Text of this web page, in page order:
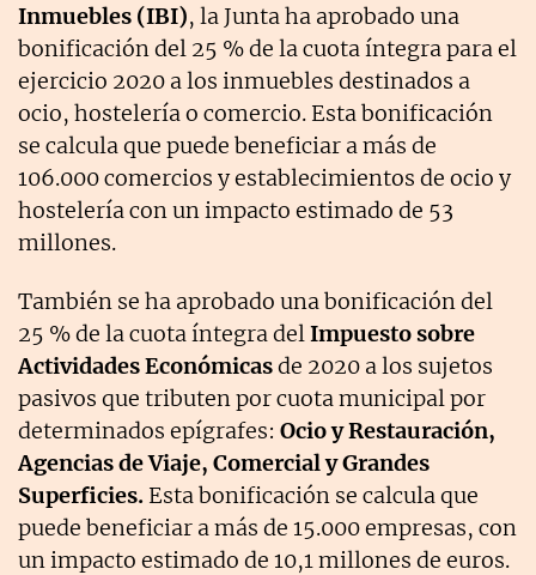
Inmuebles (IBI), la Junta ha aprobado una
bonificación del 25 % de la cuota íntegra para el
ejercicio 2020 a los inmuebles destinados a
ocio, hostelería o comercio. Esta bonificación
se calcula que puede beneficiar a más de
106.000 comercios y establecimientos de ocio y
hostelería con un impacto estimado de 53
millones.
También se ha aprobado una bonificación del
25 % de la cuota íntegra delImpuesto sobre
Actividades Económicasde 2020 a los sujetos
pasivos que tributen por cuota municipal por
determinados epígrafes: Ocio y Restauración,
Agencias de Viaje, Comercial y Grandes
Superficies. Esta bonificación se calcula que
puede beneficiar a más de 15.000 empresas, con
un impacto estimado de 10,1 millones de euros.